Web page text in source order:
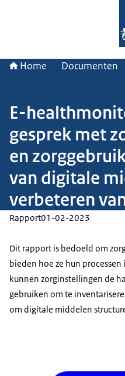
Home Documenten
E-
gesprek met
en
van digitale
verbeteren
Rapport01-02-2023
Dit rapport is bedoeld om
bieden hoe ze hun
kunnen zorginstellingen de
gebruiken om te
om digitale middelen